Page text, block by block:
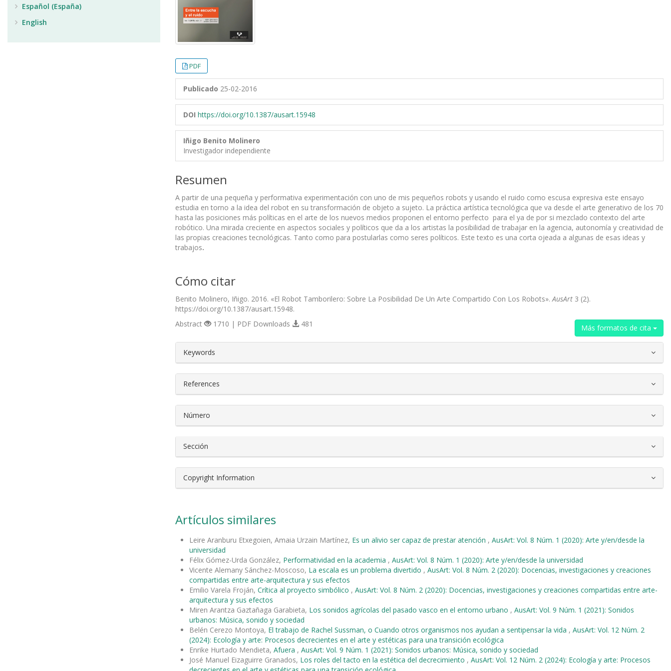
PDF
Publicado 25-02-2016
DOI https://doi.org/10.1387/ausart.15948
Iñigo Benito Molinero
Investigador independiente
Resumen
A partir de una pequeña y performativa experimentación con uno de mis pequeños robots y usando el ruido como escusa expresiva este ensayo
estudia en torno a la idea del robot en su transformación de objeto a sujeto. La práctica artística tecnológica que va desde el arte generativo de los 70
hasta las posiciones más políticas en el arte de los nuevos medios proponen el entorno perfecto para el ya de por si mezclado contexto del arte
robótico. Una mirada creciente en aspectos sociales y políticos que da a los artistas la posibilidad de trabajar en la agencia, autonomía y creatividad de
las propias creaciones tecnológicas. Tanto como para postularlas como seres políticos. Este texto es una corta ojeada a algunas de esas ideas y
trabajos.
Cómo citar
Benito Molinero, Iñigo. 2016. «El Robot Tamborilero: Sobre La Posibilidad De Un Arte Compartido Con Los Robots». AusArt 3 (2).
https://doi.org/10.1387/ausart.15948.
Más formatos de cita
Abstract 1710 | PDF Downloads 481
##plugins.themes.bootstrap3.article.details##
Keywords
References
Número
Sección
Copyright Information
Artículos similares
Leire Aranburu Etxegoien, Amaia Urzain Martínez, Es un alivio ser capaz de prestar atención , AusArt: Vol. 8 Núm. 1 (2020): Arte y/en/desde la
universidad
Félix Gómez-Urda González, Performatividad en la academia , AusArt: Vol. 8 Núm. 1 (2020): Arte y/en/desde la universidad
Vicente Alemany Sánchez-Moscoso, La escala es un problema divertido , AusArt: Vol. 8 Núm. 2 (2020): Docencias, investigaciones y creaciones
compartidas entre arte-arquitectura y sus efectos
Emilio Varela Froján, Crítica al proyecto simbólico , AusArt: Vol. 8 Núm. 2 (2020): Docencias, investigaciones y creaciones compartidas entre arte-
arquitectura y sus efectos
Miren Arantza Gaztañaga Garabieta, Los sonidos agrícolas del pasado vasco en el entorno urbano , AusArt: Vol. 9 Núm. 1 (2021): Sonidos
urbanos: Música, sonido y sociedad
Belén Cerezo Montoya, El trabajo de Rachel Sussman, o Cuando otros organismos nos ayudan a sentipensar la vida , AusArt: Vol. 12 Núm. 2
(2024): Ecología y arte: Procesos decrecientes en el arte y estéticas para una transición ecológica
Enrike Hurtado Mendieta, Afuera , AusArt: Vol. 9 Núm. 1 (2021): Sonidos urbanos: Música, sonido y sociedad
José Manuel Eizaguirre Granados, Los roles del tacto en la estética del decrecimiento , AusArt: Vol. 12 Núm. 2 (2024): Ecología y arte: Procesos
Español (España)
English